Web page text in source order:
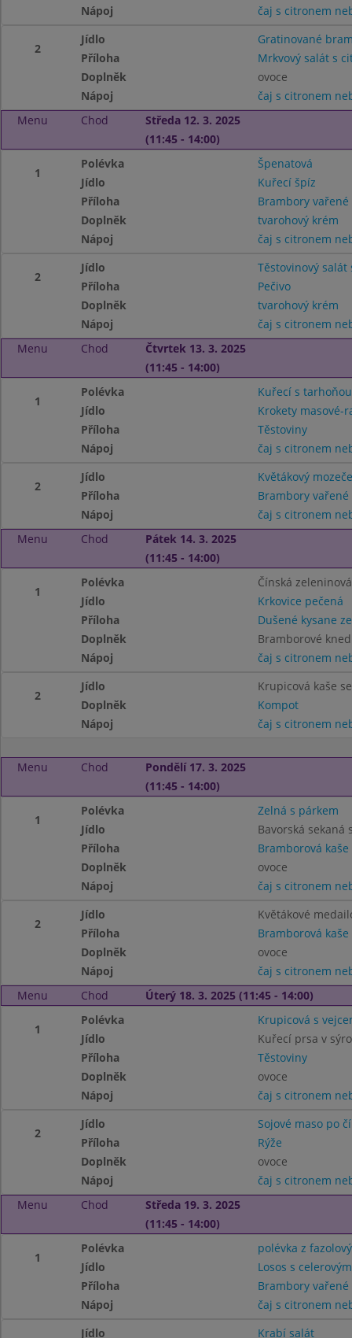
Nápoj
čaj s citronem
2
Jídlo
Gratinované
Příloha
Mrkvový salát s
Doplněk
ovoce
Nápoj
čaj s citronem
Menu
Chod
Středa 12. 3. 2025
(11:45 - 14:00)
1
Polévka
Špenatová
Jídlo
Kuřecí špíz
Příloha
Brambory vařené
Doplněk
tvarohový krém
Nápoj
čaj s citronem
2
Jídlo
Těstovinový salát
Příloha
Pečivo
Doplněk
tvarohový krém
Nápoj
čaj s citronem
Menu
Chod
Čtvrtek 13. 3. 2025
(11:45 - 14:00)
1
Polévka
Kuřecí s tarhoňou
Jídlo
Krokety masové-
Příloha
Těstoviny
Nápoj
čaj s citronem
2
Jídlo
Květákový
Příloha
Brambory vařené
Nápoj
čaj s citronem
Menu
Chod
Pátek 14. 3. 2025
(11:45 - 14:00)
1
Polévka
Čínská zeleninová
Jídlo
Krkovice pečená
Příloha
Dušené kysane
Doplněk
Bramborové
Nápoj
čaj s citronem
2
Jídlo
Krupicová kaše
Doplněk
Kompot
Nápoj
čaj s citronem
Menu Chod
Pondělí 17. 3. 2025
(11:45 - 14:00)
1
Polévka
Zelná s párkem
Jídlo
Bavorská sekaná
Příloha
Bramborová kaše
Doplněk
ovoce
Nápoj
čaj s citronem
2
Jídlo
Květákové
Příloha
Bramborová kaše
Doplněk
ovoce
Nápoj
čaj s citronem
Menu
Chod Úterý 18. 3. 2025 (11:45 - 14:00)
1
Polévka
Krupicová s
Jídlo
Kuřecí prsa v
Příloha
Těstoviny
Doplněk
ovoce
Nápoj
čaj s citronem
2
Jídlo
Sojové maso po
Příloha
Rýže
Doplněk
ovoce
Nápoj
čaj s citronem
Menu
Chod
Středa 19. 3. 2025
(11:45 - 14:00)
1
Polévka
polévka z
Jídlo
Losos s
Příloha
Brambory vařené
Nápoj
čaj s citronem
Jídlo Krabí salát